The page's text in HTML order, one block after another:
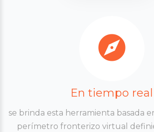
En tiempo real
se brinda esta herramienta basada
perímetro fronterizo virtual